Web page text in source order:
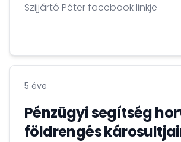
Szijjártó Péter facebook linkje
5 éve
Pénzügyi segítség
földrengés